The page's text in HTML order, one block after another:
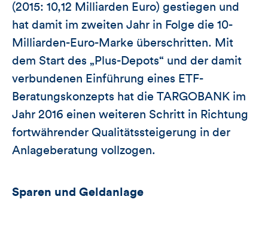
(2015: 10,12 Milliarden Euro) gestiegen und
hat damit im zweiten Jahr in Folge die 10-
Milliarden-Euro-Marke überschritten. Mit
dem Start des „Plus-Depots“ und der damit
verbundenen Einführung eines ETF-
Beratungskonzepts hat die TARGOBANK im
Jahr 2016 einen weiteren Schritt in Richtung
fortwährender Qualitätssteigerung in der
Anlageberatung vollzogen.
Sparen und Geldanlage